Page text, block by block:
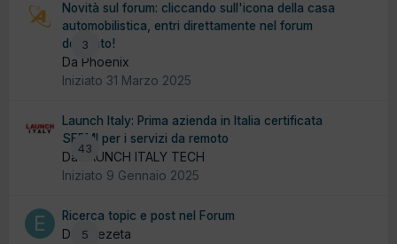
3
Novità sul forum: cliccando sull'icona della casa
automobilistica, entri direttamente nel forum
dedicato!
Da Phoenix
Iniziato 31 Marzo 2025
43
Launch Italy: Prima azienda in Italia certificata
SERMI per i servizi da remoto
Da LAUNCH ITALY TECH
Iniziato 9 Gennaio 2025
5
Ricerca topic e post nel Forum
Da effezeta